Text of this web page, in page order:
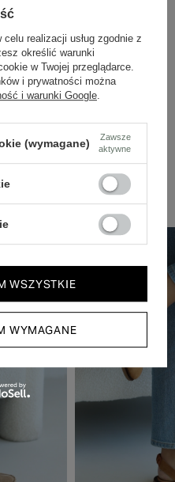
i wysyłamy w 24h.
PROMOCJA
realizacji usług zgodnie z
określić warunki
w Twojej przeglądarce.
i prywatności można
i warunki Google.
(wymagane)
Zawsze
aktywne
WYMAGANE
WSZYSTKIE